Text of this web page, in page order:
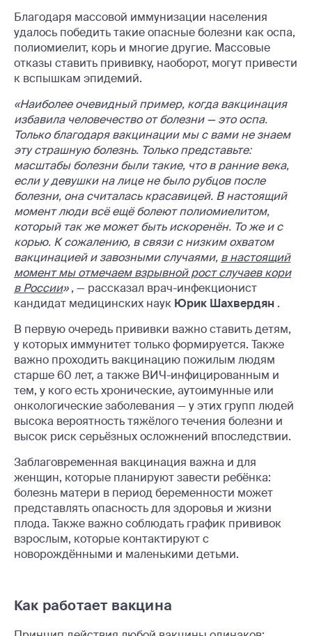
Благодаря массовой иммунизации населения
удалось победить такие опасные болезни как оспа,
полиомиелит, корь и многие другие. Массовые
отказы ставить прививку, наоборот, могут привести
к вспышкам эпидемий.
«Наиболее очевидный пример, когда вакцинация
избавила человечество от болезни — это оспа.
Только благодаря вакцинации мы с вами не знаем
эту страшную болезнь. Только представьте:
масштабы болезни были такие, что в ранние века,
если у девушки на лице не было рубцов после
болезни, она считалась красавицей. В настоящий
момент люди всё ещё болеют полиомиелитом,
который так же может быть искоренён. То же и с
корью. К сожалению, в связи с низким охватом
вакцинацией и завозными случаями, в настоящий
момент мы отмечаем взрывной рост случаев кори
в России», — рассказал врач-инфекционист
кандидат медицинских наук Юрик Шахвердян .
В первую очередь прививки важно ставить детям,
у которых иммунитет только формируется. Также
важно проходить вакцинацию пожилым людям
старше 60 лет, а также ВИЧ-инфицированным и
тем, у кого есть хронические, аутоимунные или
онкологические заболевания — у этих групп людей
высока вероятность тяжёлого течения болезни и
высок риск серьёзных осложнений впоследствии.
Заблаговременная вакцинация важна и для
женщин, которые планируют завести ребёнка:
болезнь матери в период беременности может
представлять опасность для здоровья и жизни
плода. Также важно соблюдать график прививок
взрослым, которые контактируют с
новорождёнными и маленькими детьми.
Как работает вакцина